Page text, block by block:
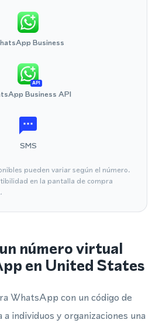
Business
API
Business API
SMS
pueden variar según el número.
en la pantalla de compra
número virtual
en United States
WhatsApp con un código de
individuos y organizaciones una